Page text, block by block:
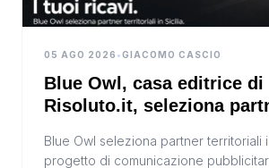
05 AGO 2026 •GIACOMO CASCIO
Blue Owl, casa editrice di
Risoluto.it, seleziona
digitale in Sicilia
Blue Owl seleziona partner territoriali
progetto di comunicazione